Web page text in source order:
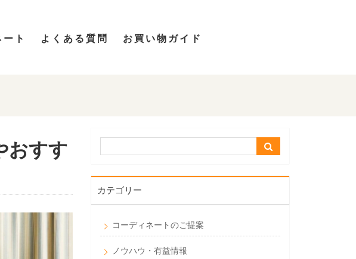
ト よくある質問 お買い物ガイド
おすす
カテゴリー
コーディネートのご提案
ノウハウ・有益情報